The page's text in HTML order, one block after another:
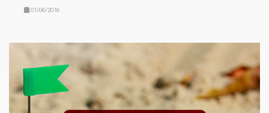
01/06/2016